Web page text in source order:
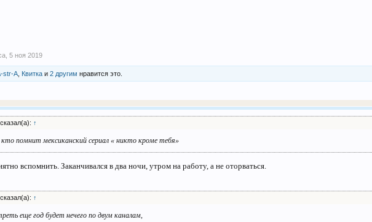
5 ноя 2019
str-A Квитка и2 другим нравится это.
↑
кто помнит мексиканский сериал « никто кроме тебя»
вспомнить. Заканчивался в два ночи, утром на работу, а не оторваться.
↑
еще год будет нечего по двум каналам,